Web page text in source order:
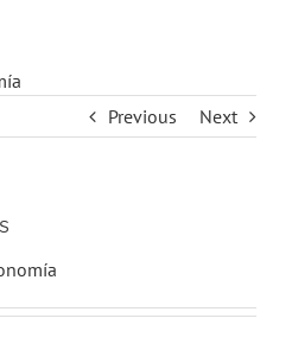
Previous
Next